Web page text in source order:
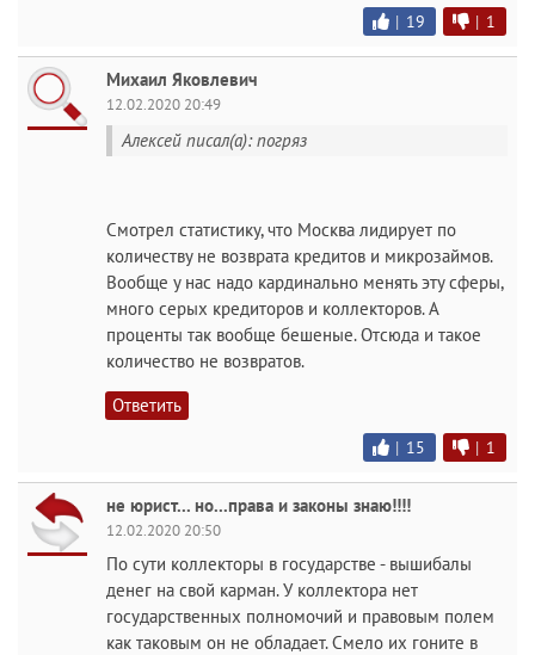
| 19 | 1
Михаил Яковлевич
12.02.2020 20:49
Алексей писал(а): погряз
Смотрел статистику, что Москва лидирует по
количеству не возврата кредитов и микрозаймов.
Вообще у нас надо кардинально менять эту сферы,
много серых кредиторов и коллекторов. А
проценты так вообще бешеные. Отсюда и такое
количество не возвратов.
Ответить
| 15 | 1
не юрист... но...права и законы знаю!!!!
12.02.2020 20:50
По сути коллекторы в государстве - вышибалы
денег на свой карман. У коллектора нет
государственных полномочий и правовым полем
как таковым он не обладает. Смело их гоните в